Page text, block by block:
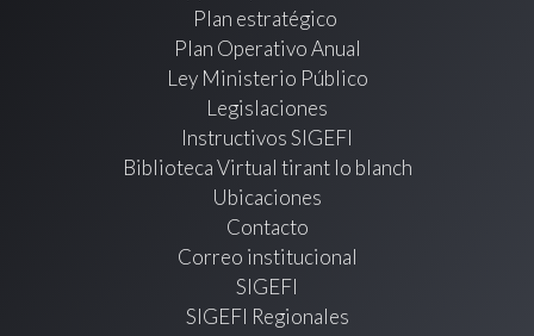
Plan estratégico
Plan Operativo Anual
Ley Ministerio Público
Legislaciones
Instructivos SIGEFI
Biblioteca Virtual tirant lo blanch
Ubicaciones
Contacto
Correo institucional
SIGEFI
SIGEFI Regionales